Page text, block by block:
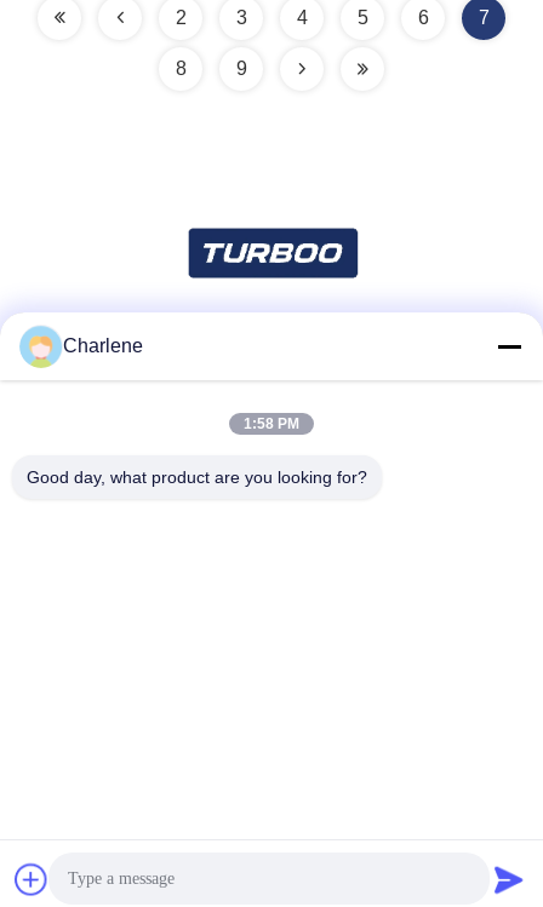
2 3 4 5 6 7
8 9
Çin iyi. Kalite tripod turnikesi Tedarikçi. Telif hakkı © 2018-2026
Turboo Automation Co., Ltd Hepsi. Haklar korunmuş.
Charlene
1:58 PM
Good day, what product are you looking for?